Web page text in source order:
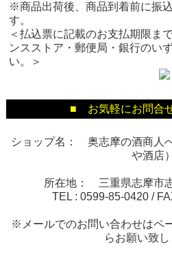
※商品出荷後、商品到着前に振
す。
＜払込票に記載のお支払期限ま
ンスストア・郵便局・銀行のい
い。＞
■ お気軽にお問合
ショップ名： 奥志摩の酒商人
や酒店）
所在地： 三重県志摩市
TEL : 0599-85-0420 /
※メールでのお問い合わせはペ
らお願い致し